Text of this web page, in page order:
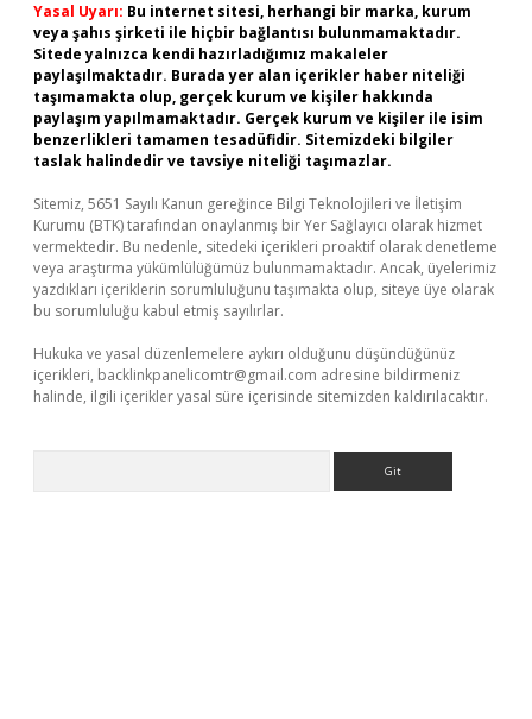
Yasal Uyarı: Bu internet sitesi, herhangi bir marka, kurum
veya şahıs şirketi ile hiçbir bağlantısı bulunmamaktadır.
Sitede yalnızca kendi hazırladığımız makaleler
paylaşılmaktadır. Burada yer alan içerikler haber niteliği
taşımamakta olup, gerçek kurum ve kişiler hakkında
paylaşım yapılmamaktadır. Gerçek kurum ve kişiler ile isim
benzerlikleri tamamen tesadüfidir. Sitemizdeki bilgiler
taslak halindedir ve tavsiye niteliği taşımazlar.
Sitemiz, 5651 Sayılı Kanun gereğince Bilgi Teknolojileri ve İletişim
Kurumu (BTK) tarafından onaylanmış bir Yer Sağlayıcı olarak hizmet
vermektedir. Bu nedenle, sitedeki içerikleri proaktif olarak denetleme
veya araştırma yükümlülüğümüz bulunmamaktadır. Ancak, üyelerimiz
yazdıkları içeriklerin sorumluluğunu taşımakta olup, siteye üye olarak
bu sorumluluğu kabul etmiş sayılırlar.
Hukuka ve yasal düzenlemelere aykırı olduğunu düşündüğünüz
içerikleri, backlinkpanelicomtr@gmail.com adresine bildirmeniz
halinde, ilgili içerikler yasal süre içerisinde sitemizden kaldırılacaktır.